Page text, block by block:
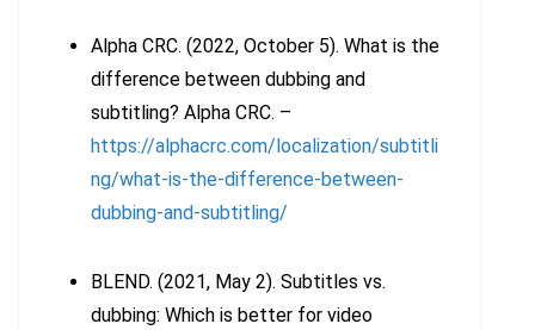
Alpha CRC. (2022, October 5). What is the
difference between dubbing and
subtitling? Alpha CRC. –
https://alphacrc.com/localization/subtitli
ng/what-is-the-difference-between-
dubbing-and-subtitling/
BLEND. (2021, May 2). Subtitles vs.
dubbing: Which is better for video